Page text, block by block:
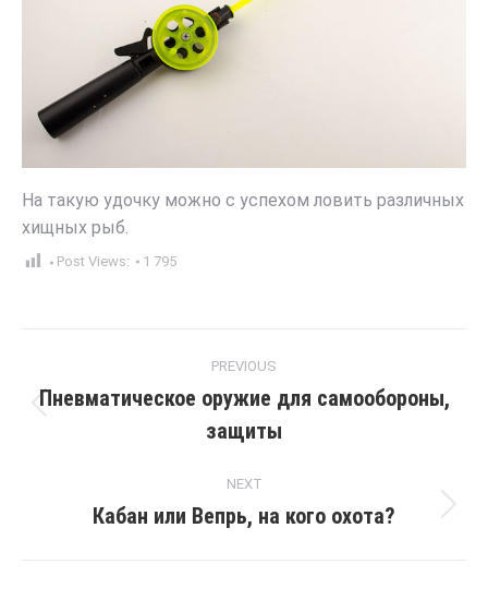
На такую удочку можно с успехом ловить различных
хищных рыб.
Post Views: 1 795
navigation
PREVIOUS
Previous
post:
Пневматическое оружие для самообороны,
защиты
NEXT
Next
Кабан или Вепрь, на кого охота?